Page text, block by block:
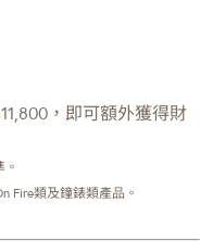
，即可額外獲得財
Fire類及鐘錶類產品。